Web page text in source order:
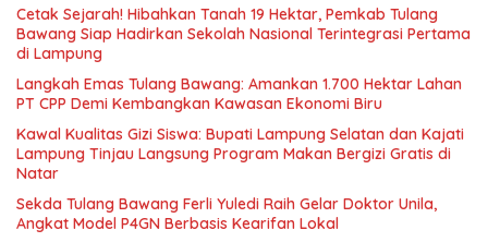
Cetak Sejarah! Hibahkan Tanah 19 Hektar, Pemkab Tulang
Bawang Siap Hadirkan Sekolah Nasional Terintegrasi Pertama
di Lampung
Langkah Emas Tulang Bawang: Amankan 1.700 Hektar Lahan
PT CPP Demi Kembangkan Kawasan Ekonomi Biru
Kawal Kualitas Gizi Siswa: Bupati Lampung Selatan dan Kajati
Lampung Tinjau Langsung Program Makan Bergizi Gratis di
Natar
Sekda Tulang Bawang Ferli Yuledi Raih Gelar Doktor Unila,
Angkat Model P4GN Berbasis Kearifan Lokal